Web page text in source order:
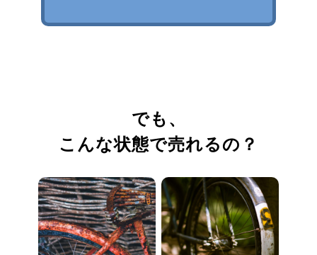
でも、
こんな状態で売れるの？